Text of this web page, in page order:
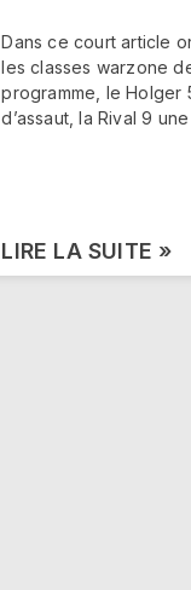
Dans ce court article
les classes warzone
programme, le Holger
d’assaut, la Rival 9 une
LIRE LA SUITE »